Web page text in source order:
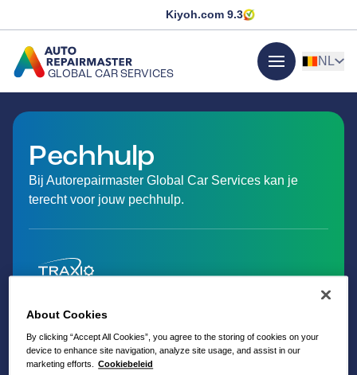
Kiyoh.com 9.3
GLOBAL CAR SERVICES menu
NL
Pechhulp
Bij Autorepairmaster Global Car Services kan je
terecht voor jouw pechhulp.
About Cookies
By clicking “Accept All Cookies”, you agree to the storing of cookies on your
device to enhance site navigation, analyze site usage, and assist in our
marketing efforts.
Cookiebeleid